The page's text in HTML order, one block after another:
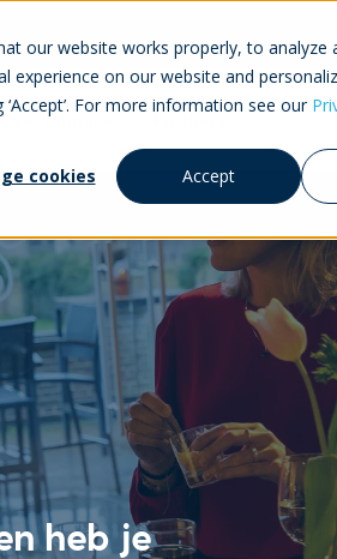
our website works properly, to analyze
on our website and
For more information see our
cookies
Accept
Over Momice Partners
heb je